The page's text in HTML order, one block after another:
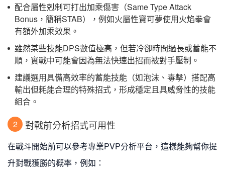
配合屬性剋制可打出加乘傷害（Same Type Attack
Bonus，簡稱STAB），例如火屬性寶可夢使用火焰拳會
有額外加乘效果。
雖然某些技能DPS數值極高，但若冷卻時間過長或蓄能不
順，實戰中可能會因為無法快速出招而被對手壓制。
建議選用具備高效率的蓄能技能（如泡沫、毒擊）搭配高
輸出但耗能合理的特殊招式，形成穩定且具威脅性的技能
組合。
2
對戰前分析招式可用性
在戰斗開始前可以參考專業PVP分析平台，這樣能夠幫你提
升對戰獲勝的概率，例如：